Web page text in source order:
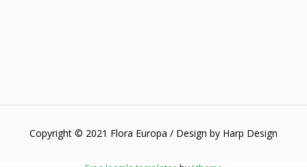
Copyright © 2021 Flora Europa / Design by Harp Design